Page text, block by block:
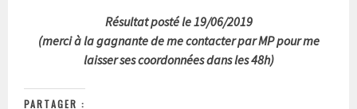
Résultat posté le 19/06/2019
(merci à la gagnante de me contacter par MP pour me
laisser ses coordonnées dans les 48h)
PARTAGER :